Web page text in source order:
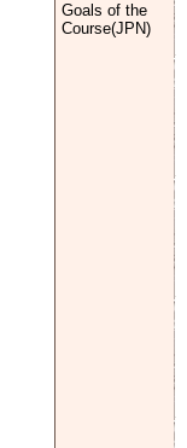
Goals of the
Course(JPN)